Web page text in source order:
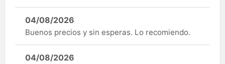
04/08/2026
Buenos precios y sin esperas. Lo recomiendo.
04/08/2026